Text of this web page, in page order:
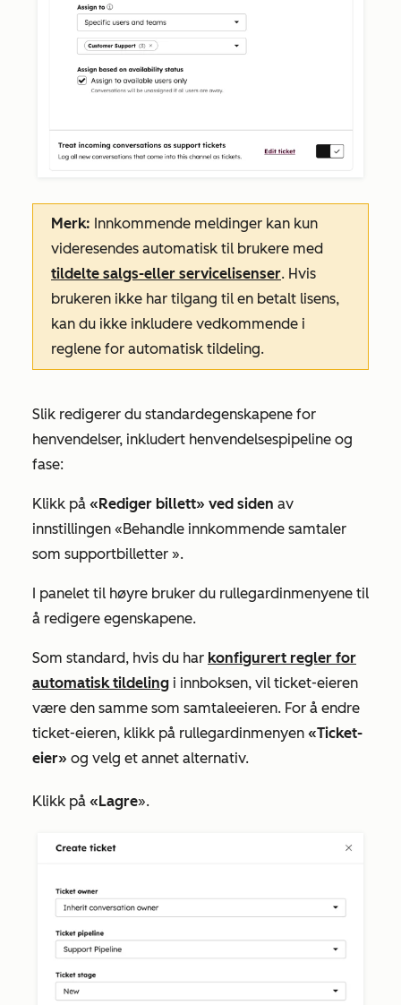
Merk: Innkommende meldinger kan kun
videresendes automatisk til brukere med
tildelte salgs-eller servicelisenser. Hvis
brukeren ikke har tilgang til en betalt lisens,
kan du ikke inkludere vedkommende i
reglene for automatisk tildeling.
Slik redigerer du standardegenskapene for
henvendelser, inkludert henvendelsespipeline og
fase:
Klikk på «Rediger billett» ved siden av
innstillingen «Behandle innkommende samtaler
som supportbilletter ».
I panelet til høyre bruker du rullegardinmenyene til
å redigere egenskapene.
Som standard, hvis du har konfigurert regler for
automatisk tildeling i innboksen, vil ticket-eieren
være den samme som samtaleeieren. For å endre
ticket-eieren, klikk på rullegardinmenyen «Ticket-
eier» og velg et annet alternativ.
Klikk på «Lagre».